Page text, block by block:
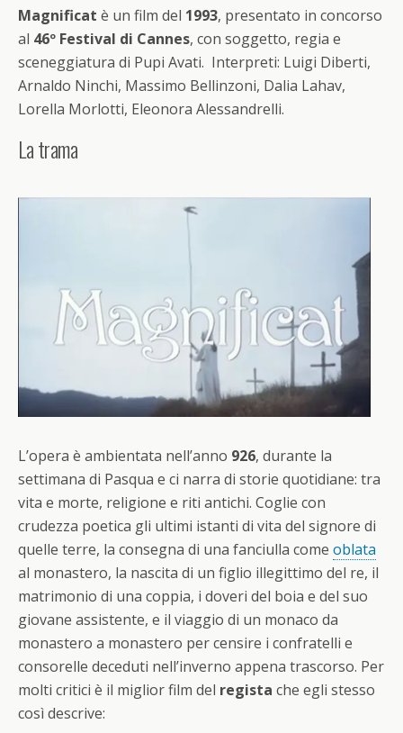
Magnificat è un film del 1993, presentato in concorso
al 46º Festival di Cannes, con soggetto, regia e
sceneggiatura di Pupi Avati. Interpreti: Luigi Diberti,
Arnaldo Ninchi, Massimo Bellinzoni, Dalia Lahav,
Lorella Morlotti, Eleonora Alessandrelli.
La trama
L’opera è ambientata nell’anno 926, durante la
settimana di Pasqua e ci narra di storie quotidiane: tra
vita e morte, religione e riti antichi. Coglie con
crudezza poetica gli ultimi istanti di vita del signore di
quelle terre, la consegna di una fanciulla come oblata
al monastero, la nascita di un figlio illegittimo del re, il
matrimonio di una coppia, i doveri del boia e del suo
giovane assistente, e il viaggio di un monaco da
monastero a monastero per censire i confratelli e
consorelle deceduti nell’inverno appena trascorso. Per
molti critici è il miglior film del regista che egli stesso
così descrive: